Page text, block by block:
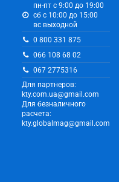
пн-пт с 9:00 до 19:00
сб с 10:00 до 15:00
вс выходной
0 800 331 875
066 108 68 02
067 2775316
Для партнеров:
kty.com.ua@gmail.com
Для безналичного
расчета:
kty.globalmag@gmail.com